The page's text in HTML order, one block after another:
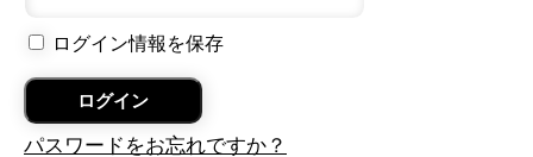
ログイン情報を保存
パスワードをお忘れですか？